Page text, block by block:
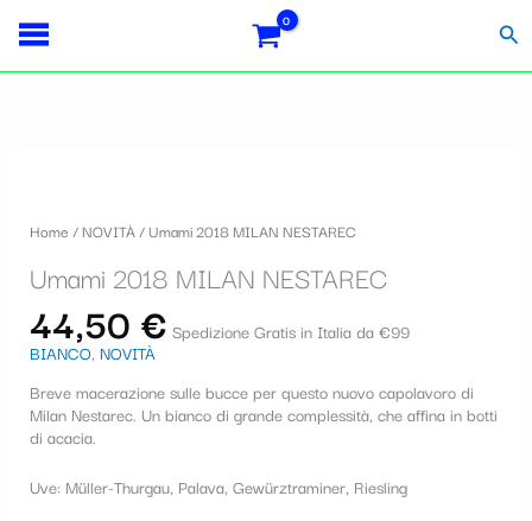
contenuto
Home /NOVITÀ/ Umami 2018 MILAN NESTAREC
Umami 2018 MILAN NESTAREC
44,50 € Spedizione Gratis in Italia da €99
BIANCO, NOVITÀ
Breve macerazione sulle bucce per questo nuovo capolavoro di
Milan Nestarec. Un bianco di grande complessità, che affina in botti
di acacia.
Uve: Müller-Thurgau, Palava, Gewürztraminer, Riesling
S
o
n
a
u
n
a